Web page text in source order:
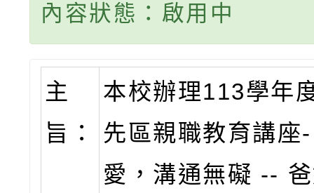
內容狀態：啟用中
主
旨：
本校辦理113學年
先區親職教育講座
愛，溝通無礙 --